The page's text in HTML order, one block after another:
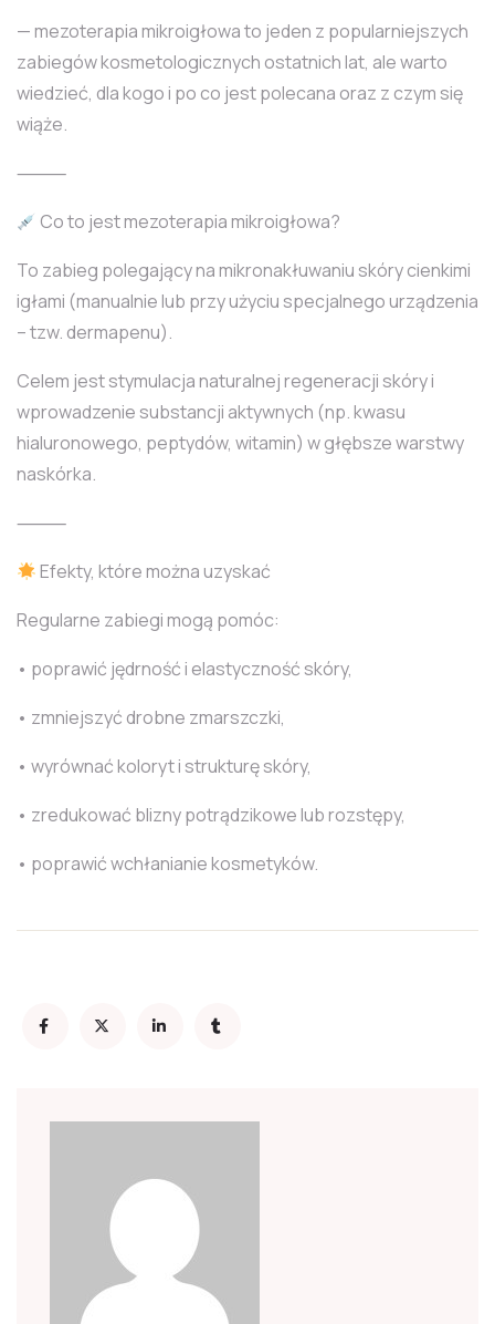
— mezoterapia mikroigłowa to jeden z popularniejszych
zabiegów kosmetologicznych ostatnich lat, ale warto
wiedzieć, dla kogo i po co jest polecana oraz z czym się
wiąże.
⸻
Co to jest mezoterapia mikroigłowa?
To zabieg polegający na mikronakłuwaniu skóry cienkimi
igłami (manualnie lub przy użyciu specjalnego urządzenia
– tzw. dermapenu).
Celem jest stymulacja naturalnej regeneracji skóry i
wprowadzenie substancji aktywnych (np. kwasu
hialuronowego, peptydów, witamin) w głębsze warstwy
naskórka.
⸻
Efekty, które można uzyskać
Regularne zabiegi mogą pomóc:
• poprawić jędrność i elastyczność skóry,
• zmniejszyć drobne zmarszczki,
• wyrównać koloryt i strukturę skóry,
• zredukować blizny potrądzikowe lub rozstępy,
• poprawić wchłanianie kosmetyków.